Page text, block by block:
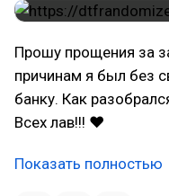
Прошу прощения за
причинам я был без
банку. Как
Всех лав!!! ❤
Показать полностью